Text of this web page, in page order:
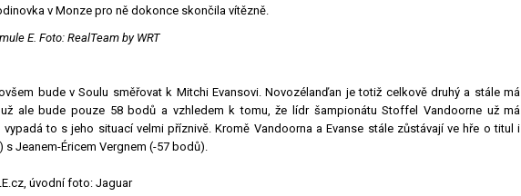
v Monze pro ně dokonce skončila vítězně.
E. Foto: RealTeam by WRT
bude v Soulu směřovat k Mitchi Evansovi. Novozélanďan je totiž celkově druhý a stále má
ale bude pouze 58 bodů a vzhledem k tomu, že lídr šampionátu Stoffel Vandoorne už má
to s jeho situací velmi příznivě. Kromě Vandoorna a Evanse stále zůstávají ve hře o titul i
Jeanem-Éricem Vergnem (-57 bodů).
úvodní foto: Jaguar